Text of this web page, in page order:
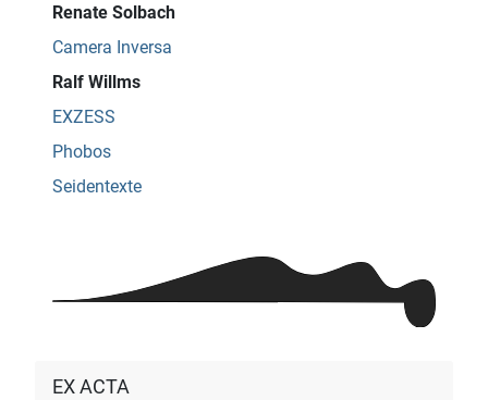
Renate Solbach
Camera Inversa
Ralf Willms
EXZESS
Phobos
Seidentexte
EX ACTA